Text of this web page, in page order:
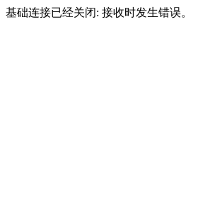
基础连接已经关闭: 接收时发生错误。